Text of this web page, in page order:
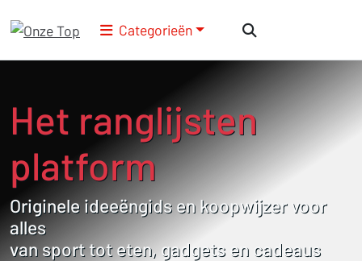
Categorieën
Het ranglijsten
platform
Originele ideeëngids en koopwijzer voor
alles
van sport tot eten, gadgets en cadeaus